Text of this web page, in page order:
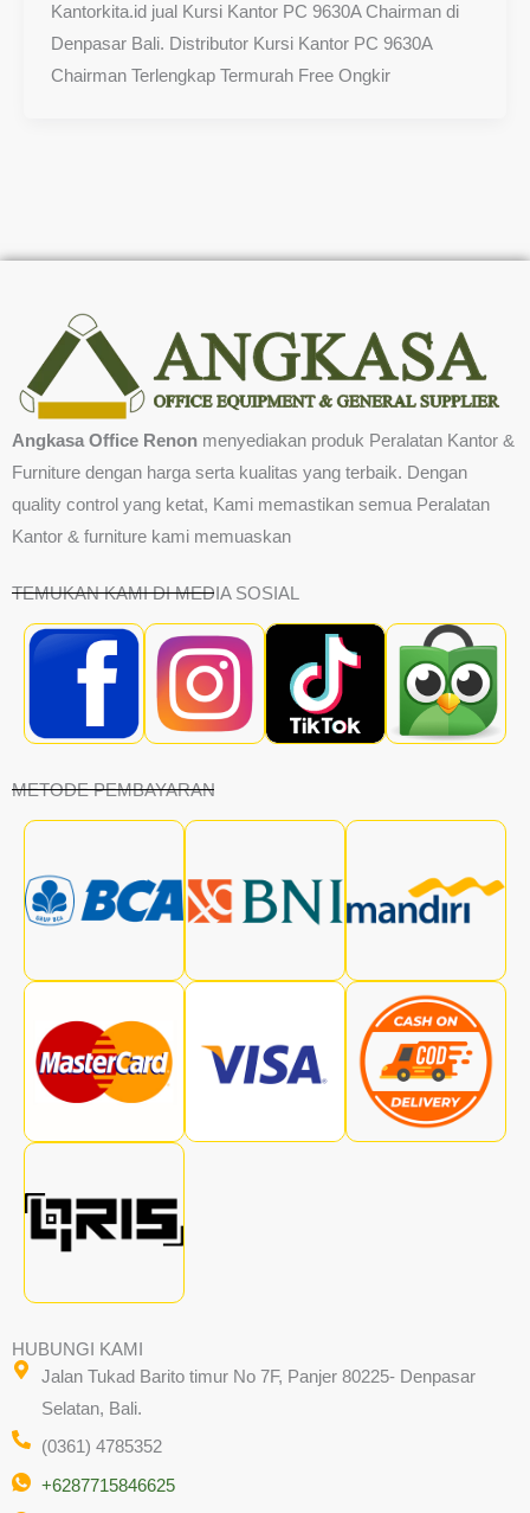
Kantorkita.id jual Kursi Kantor PC 9630A Chairman di
Denpasar Bali. Distributor Kursi Kantor PC 9630A
Chairman Terlengkap Termurah Free Ongkir
Angkasa Office Renon menyediakan produk Peralatan Kantor &
Furniture dengan harga serta kualitas yang terbaik. Dengan
quality control yang ketat, Kami memastikan semua Peralatan
Kantor & furniture kami memuaskan
TEMUKAN KAMI DI MEDIA SOSIAL
METODE PEMBAYARAN
HUBUNGI KAMI
Jalan Tukad Barito timur No 7F, Panjer 80225- Denpasar
Selatan, Bali.
(0361) 4785352
+6287715846625